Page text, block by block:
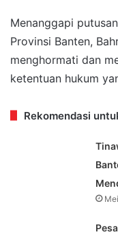
Menanggapi
Provinsi Banten,
menghormati dan
ketentuan hukum
Rekomendasi